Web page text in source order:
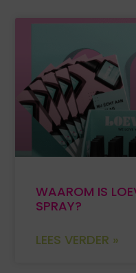
WAAROM IS
SPRAY?
LEES VERDER »